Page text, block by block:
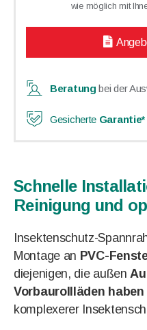
wie möglich mit
Beratung bei der
Gesicherte Garantie*
Schnelle
Reinigung und
Insektenschutz-
Montage an PVC-
diejenigen, die außen
Vorbaurollläden haben
komplexerer